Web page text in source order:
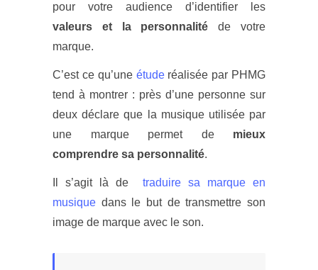
pour votre audience d’identifier les
valeurs et la personnalitéde votre
marque.
C’est ce qu’une étuderéalisée par PHMG
tend à montrer : près d’une personne sur
deux déclare que la musique utilisée par
une marque permet de mieux
comprendre sa personnalité.
Il s’agit là de traduire sa marque en
musique dans le but de transmettre son
image de marque avec le son.